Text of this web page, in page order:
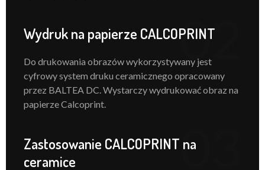
Wydruk na papierze CALCOPRINT
02
Do drukowania obrazów wykorzystywany jest
cyfrowy system druku ceramicznego opracowany
przez BALTEA DC. Wystarczy wydrukować obraz na
papierze Calcoprint.
Zastosowanie CALCOPRINT na
ceramice
03